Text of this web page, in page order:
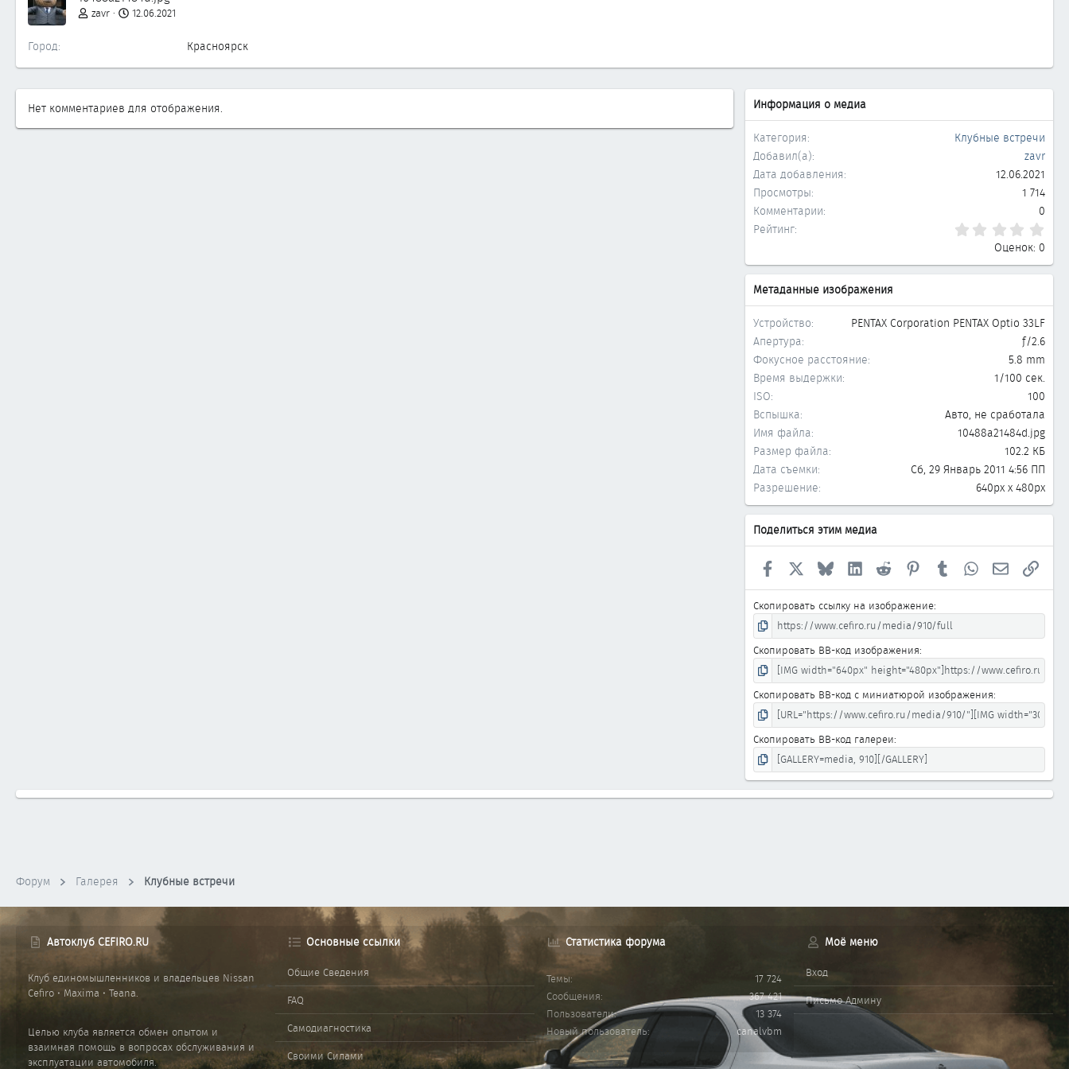
zavr 12.06.2021
Город Красноярск
Нет комментариев для отображения. Информация о медиа
Категория
Клубные встречи
Добавил(а)
zavr
Дата добавления
12.06.2021
Просмотры
1 714
Комментарии
0
Рейтинг
Оценок: 0
Метаданные изображения
Устройство
PENTAX Corporation PENTAX Optio 33LF
Апертура
ƒ/2.6
Фокусное расстояние
5.8 mm
Время выдержки
1/100 сек.
ISO
100
Вспышка
Авто, не сработала
Имя файла
10488a21484d.jpg
Размер файла
102.2 КБ
Дата съемки
Сб, 29 Январь 2011 4:56 ПП
Разрешение
640px x 480px
Поделиться этим медиа
Facebook BlueskyLinkedInReddit PinterestTumblr WhatsApp
Скопировать ссылку на изображение
Скопировать BB-код изображения
Скопировать BB-код с миниатюрой изображения
Скопировать BB-код галереи
Форум Галерея Клубные встречи
Автоклуб CEFIRO.RU
Клуб единомышленников и владельцев Nissan
Cefiro • Maxima • Teana.
Целью клуба является обмен опытом и
взаимная помощь в вопросах обслуживания и
эксплуатации автомобиля.
Основные ссылки
Общие Сведения
FAQ
Самодиагностика
Своими Силами
Статистика форума
Темы
17 724
Сообщения
367 421
Пользователи
13 374
Новый пользователь
canalvbm
Моё меню
Вход
Письмо Админу